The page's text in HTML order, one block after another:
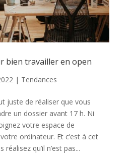
bien travailler en open
| Tendances
juste de réaliser que vous
un dossier avant 17 h. Ni
votre espace de
ordinateur. Et c’est à cet
qu’il n’est pas...